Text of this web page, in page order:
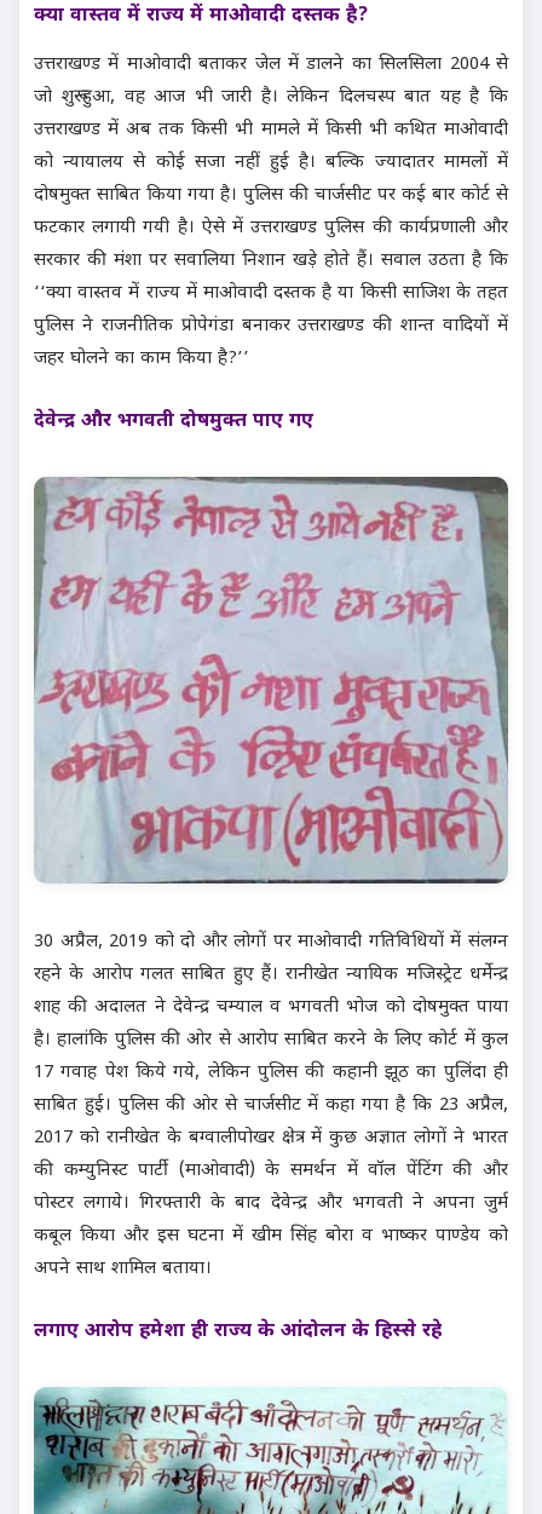
क्या वास्तव में राज्य में माओवादी दस्तक है?
उत्तराखण्ड में माओवादी बताकर जेल में डालने का सिलसिला 2004 से
जो शुरू हुआ, वह आज भी जारी है। लेकिन दिलचस्प बात यह है कि
उत्तराखण्ड में अब तक किसी भी मामले में किसी भी कथित माओवादी
को न्यायालय से कोई सजा नहीं हुई है। बल्कि ज्यादातर मामलों में
दोषमुक्त साबित किया गया है। पुलिस की चार्जसीट पर कई बार कोर्ट से
फटकार लगायी गयी है। ऐसे में उत्तराखण्ड पुलिस की कार्यप्रणाली और
सरकार की मंशा पर सवालिया निशान खड़े होते हैं। सवाल उठता है कि
‘‘क्या वास्तव में राज्य में माओवादी दस्तक है या किसी साजिश के तहत
पुलिस ने राजनीतिक प्रोपेगंडा बनाकर उत्तराखण्ड की शान्त वादियों में
जहर घोलने का काम किया है?’’
देवेन्द्र और भगवती दोषमुक्त पाए गए
30 अप्रैल, 2019 को दो और लोगों पर माओवादी गतिविधियों में संलग्न
रहने के आरोप गलत साबित हुए हैं। रानीखेत न्यायिक मजिस्ट्रेट धर्मेन्द्र
शाह की अदालत ने देवेन्द्र चम्याल व भगवती भोज को दोषमुक्त पाया
है। हालांकि पुलिस की ओर से आरोप साबित करने के लिए कोर्ट में कुल
17 गवाह पेश किये गये, लेकिन पुलिस की कहानी झूठ का पुलिंदा ही
साबित हुई। पुलिस की ओर से चार्जसीट में कहा गया है कि 23 अप्रैल,
2017 को रानीखेत के बग्वालीपोखर क्षेत्र में कुछ अज्ञात लोगों ने भारत
की कम्युनिस्ट पार्टी (माओवादी) के समर्थन में वॉल पेंटिंग की और
पोस्टर लगाये। गिरफ्तारी के बाद देवेन्द्र और भगवती ने अपना जुर्म
कबूल किया और इस घटना में खीम सिंह बोरा व भाष्कर पाण्डेय को
अपने साथ शामिल बताया।
लगाए आरोप हमेशा ही राज्य के आंदोलन के हिस्से रहे